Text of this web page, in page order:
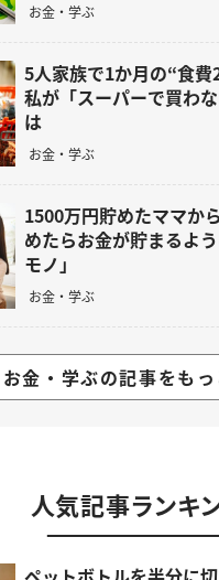
お金・学ぶ
5人家族で1か月の“食
私が「スーパーで買わ
は
お金・学ぶ
1500万円貯めたママか
めたらお金が貯まるよ
モノ」
お金・学ぶ
お金・学ぶの記事をも
人気記事ランキ